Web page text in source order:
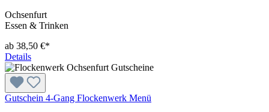
Ochsenfurt
Essen & Trinken
ab 38,50 €*
Details
Gutschein 4-Gang Flockenwerk Menü